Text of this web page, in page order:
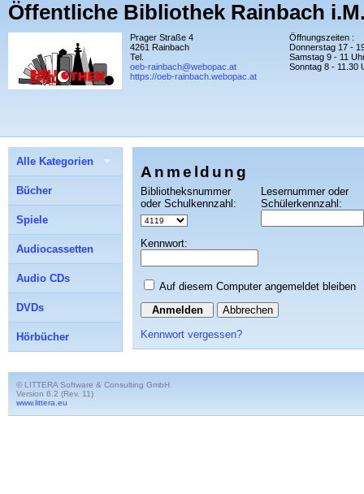
Öffentliche Bibliothek Rainbach
Prager Straße 4
4261 Rainbach
Tel.
oeb-rainbach@webopac.at
https://oeb-rainbach.webopac.at
Öffnungszeiten :
Donnerstag 17 -
Samstag 9 - 11
Sonntag 8 - 11.30
Anmeldung
Bibliotheksnummer
oder Schulkennzahl:
Lesernummer oder
Schülerkennzahl:
Kennwort:
Auf diesem Computer angemeldet bleiben
Abbrechen
Kennwort vergessen?
Alle Kategorien
Bücher
Spiele
Audiocassetten
Audio CDs
DVDs
Hörbücher
© LITTERA Software & Consulting GmbH
Version 6.2 (Rev. 11)
www.littera.eu